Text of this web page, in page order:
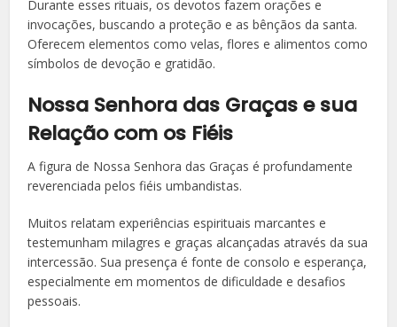
Durante esses rituais, os devotos fazem orações e
invocações, buscando a proteção e as bênçãos da santa.
Oferecem elementos como velas, flores e alimentos como
símbolos de devoção e gratidão.
Nossa Senhora das Graças e sua
Relação com os Fiéis
A figura de Nossa Senhora das Graças é profundamente
reverenciada pelos fiéis umbandistas.
Muitos relatam experiências espirituais marcantes e
testemunham milagres e graças alcançadas através da sua
intercessão. Sua presença é fonte de consolo e esperança,
especialmente em momentos de dificuldade e desafios
pessoais.